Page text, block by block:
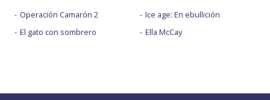
Operación Camarón 2
El gato con sombrero
Ice age: En ebullición
Ella McCay